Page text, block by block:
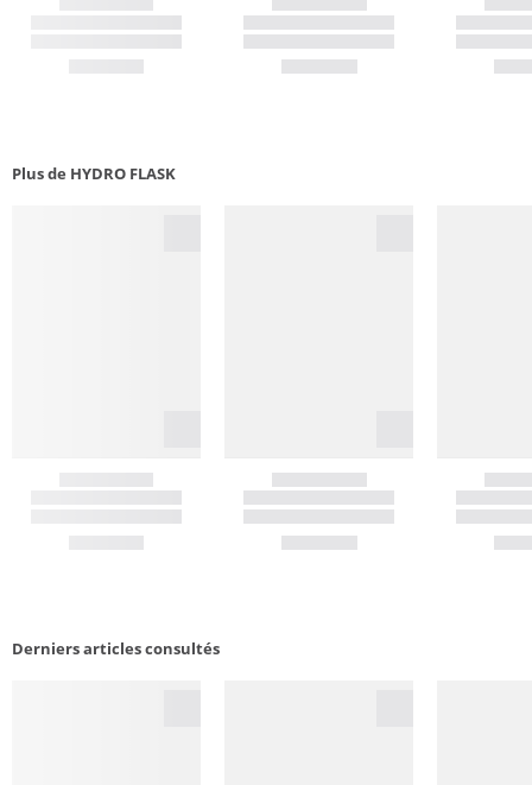
Plus de HYDRO FLASK
Derniers articles consultés